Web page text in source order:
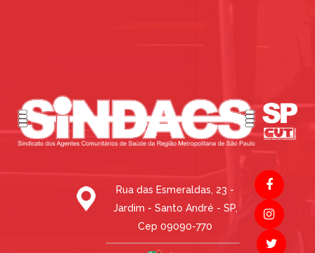
Rua das Esmeraldas, 23 -
Jardim - Santo André - SP,
Cep 09090-770